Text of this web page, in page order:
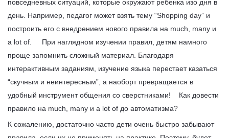
повседневных ситуаций, которые окружают ребенка изо дня в
день. Например, педагог может взять тему “Shopping day” и
построить его с внедрением нового правила на much, many и
a lot of. При наглядном изучении правил, детям намного
проще запомнить сложный материал. Благодаря
интерактивным заданиям, изучение языка перестает казаться
“скучным и неинтересным”, а наоборт превращается в
удобный инструмент общения со сверстниками! Как довести
правило на much, many и a lot of до автоматизма?
К сожалению, достаточно часто дети очень быстро забывают